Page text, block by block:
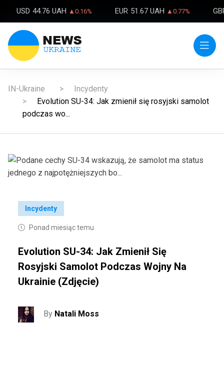
USD 44.76 UAH ▲0.16% EUR 51.67 UAH ▲0.77%
IN-Ukraine
Incydenty
Evolution SU-34: Jak zmienił się rosyjski samolot
podczas wo...
Incydenty
Ponad miesiąc temu
Evolution SU-34: Jak Zmienił Się
Rosyjski Samolot Podczas Wojny Na
Ukrainie (zdjęcie)
By Natali Moss